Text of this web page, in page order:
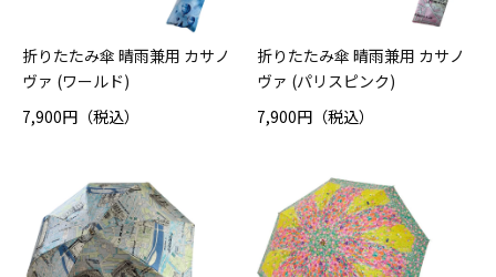
折りたたみ傘 晴雨兼用 カサノ
ヴァ (ワールド)
7,900円（税込）
折りたたみ傘 晴雨兼用 カサノ
ヴァ (パリスピンク)
7,900円（税込）